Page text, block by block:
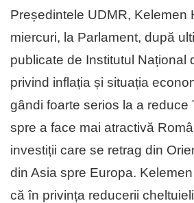
Președintele UDMR, Kelemen
miercuri, la Parlament, după
publicate de Institutul Național
privind inflația și situația
gândi foarte serios la a reduce
spre a face mai atractivă
investiții care se retrag din
din Asia spre Europa.
că în privința reducerii